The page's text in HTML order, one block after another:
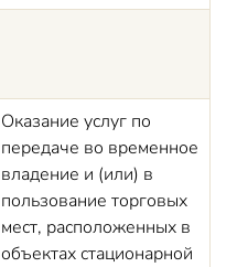
Оказание услуг по
передаче во временное
владение и (или) в
пользование торговых
мест, расположенных в
объектах стационарной